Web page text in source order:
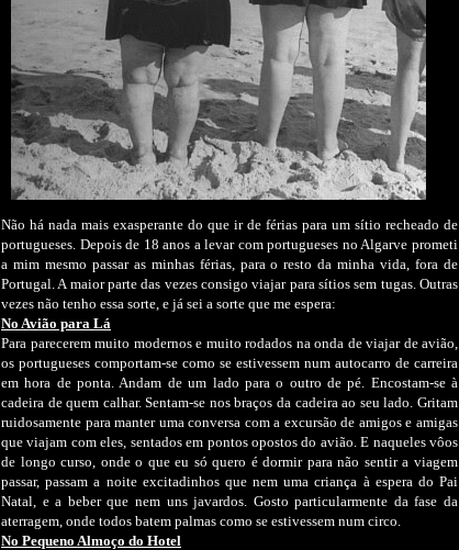
Não há nada mais exasperante do que ir de férias para um sítio recheado de
portugueses. Depois de 18 anos a levar com portugueses no Algarve prometi
a mim mesmo passar as minhas férias, para o resto da minha vida, fora de
Portugal. A maior parte das vezes consigo viajar para sítios sem tugas. Outras
vezes não tenho essa sorte, e já sei a sorte que me espera:
No Avião para Lá
Para parecerem muito modernos e muito rodados na onda de viajar de avião,
os portugueses comportam-se como se estivessem num autocarro de carreira
em hora de ponta. Andam de um lado para o outro de pé. Encostam-se à
cadeira de quem calhar. Sentam-se nos braços da cadeira ao seu lado. Gritam
ruidosamente para manter uma conversa com a excursão de amigos e amigas
que viajam com eles, sentados em pontos opostos do avião. E naqueles vôos
de longo curso, onde o que eu só quero é dormir para não sentir a viagem
passar, passam a noite excitadinhos que nem uma criança à espera do Pai
Natal, e a beber que nem uns javardos. Gosto particularmente da fase da
aterragem, onde todos batem palmas como se estivessem num circo.
No Pequeno Almoço do Hotel